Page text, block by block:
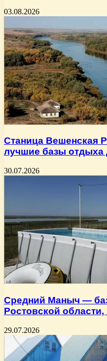
03.08.2026
Станица Вешенская
лучшие базы отдыха
30.07.2026
Средний Маныч —
Ростовской
29.07.2026